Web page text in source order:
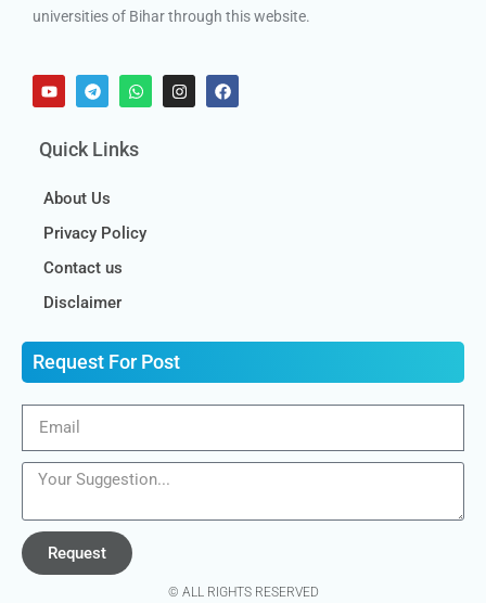
universities of Bihar through this website.
Quick Links
About Us
Privacy Policy
Contact us
Disclaimer
Request For Post
Request
© ALL RIGHTS RESERVED​